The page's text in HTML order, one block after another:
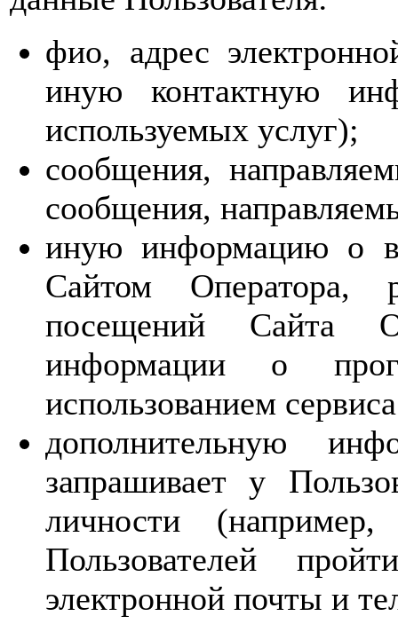
фио, адрес
иную контактную
используемых услуг);
сообщения,
сообщения,
иную информацию о
Сайтом Оператора,
посещений Сайта
информации о
использованием
дополнительную
запрашивает у
личности
Пользователей
электронной почты и